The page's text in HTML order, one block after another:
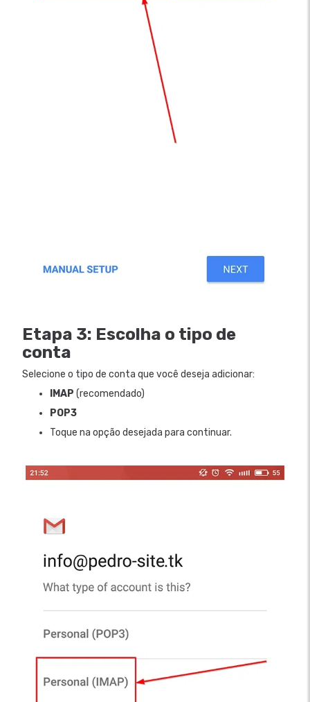
Etapa 3: Escolha o tipo de
conta
Selecione o tipo de conta que você deseja adicionar:
IMAP (recomendado)
POP3
Toque na opção desejada para continuar.